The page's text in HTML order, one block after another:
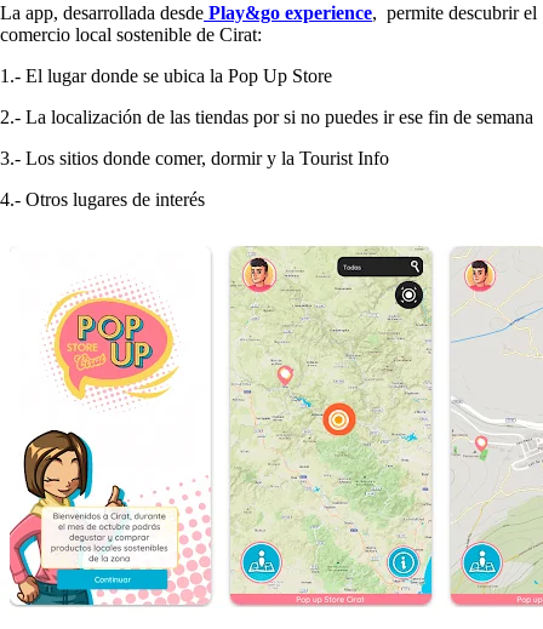
La app, desarrollada desde Play&go experience, permite descubrir el
comercio local sostenible de Cirat:
1.- El lugar donde se ubica la Pop Up Store
2.- La localización de las tiendas por si no puedes ir ese fin de semana
3.- Los sitios donde comer, dormir y la Tourist Info
4.- Otros lugares de interés